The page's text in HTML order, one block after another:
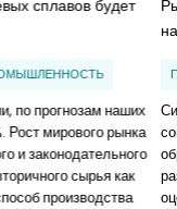
сплавов будет
по прогнозам наших
Рост мирового рынка
и законодательного
сырья как
производства